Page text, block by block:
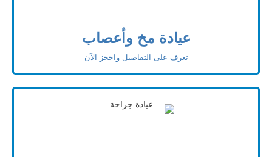
عيادة مخ وأعصاب
تعرف على التفاصيل واحجز الآن